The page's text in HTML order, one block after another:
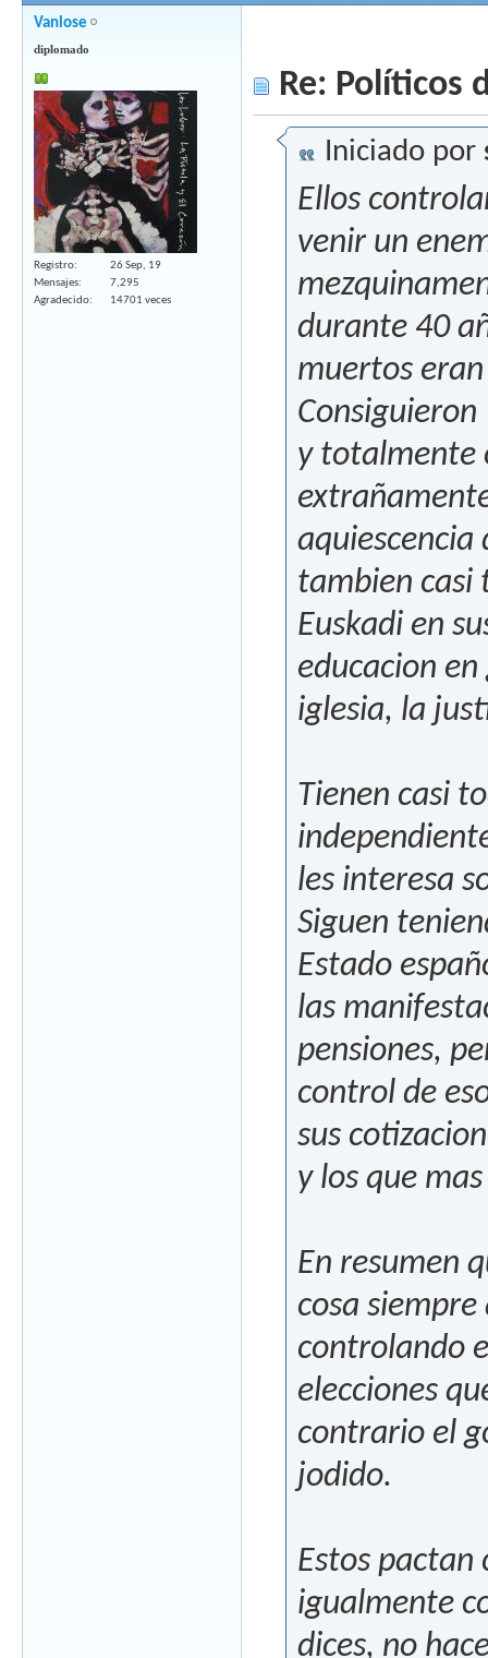
Vanlose
diplomado
Registro
26 Sep, 19
Mensajes
7,295
Agradecido
14701 veces
Re: Políticos
Iniciado por
Ellos
venir un
durante 40
muertos
y totalmente
aquiescencia
tambien casi
Euskadi en
educacion
iglesia, la
Tienen casi
les interesa
Siguen
Estado
las
pensiones,
control de
sus
y los que
En resumen
cosa
controlando
elecciones
contrario el
jodido.
Estos pactan
igualmente
dices, no